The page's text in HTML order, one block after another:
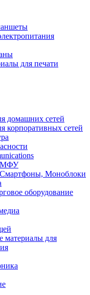
для печати
домашних сетей
корпоративных сетей
МФУ
Моноблоки
оборудование
материалы для